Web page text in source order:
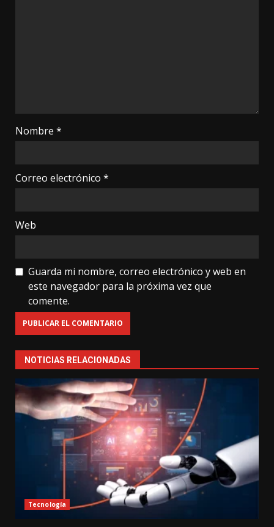
Nombre *
Correo electrónico *
Web
Guarda mi nombre, correo electrónico y web en
este navegador para la próxima vez que
comente.
NOTICIAS RELACIONADAS
Tecnología